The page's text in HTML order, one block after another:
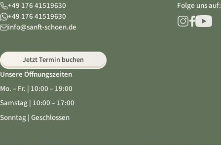
+49 176 41519630
+49 176 41519630
info@sanft-schoen.de
Folge uns auf:
Unsere Öffnungszeiten
Mo. – Fr. | 10:00 – 19:00
Samstag | 10:00 – 17:00
Sonntag | Geschlossen
Jetzt Termin buchen